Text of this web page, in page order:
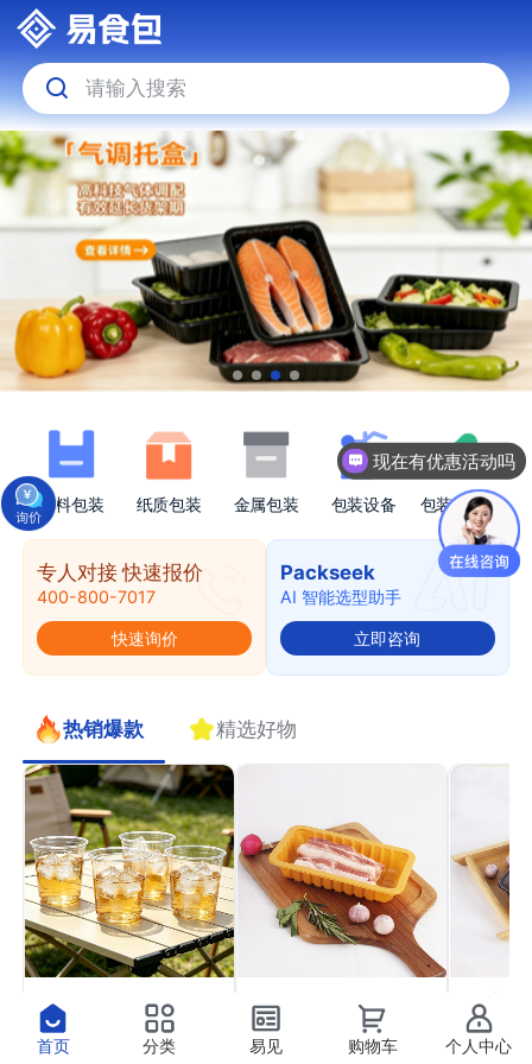
请输入搜索
塑料包装 纸质包装 金属包装 包装设备 包装原材料
专人对接 快速报价
400-800-7017
快速询价
Packseek
AI 智能选型助手
立即咨询
热销爆款 精选好物
PET果切杯11
￥0.41
PP气调托盒22
￥0.37
PP高
￥
首页 分类 易见 购物车 个人中心
现在有优惠活动吗